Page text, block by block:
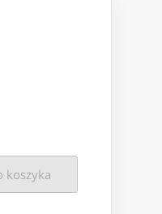
koszyka